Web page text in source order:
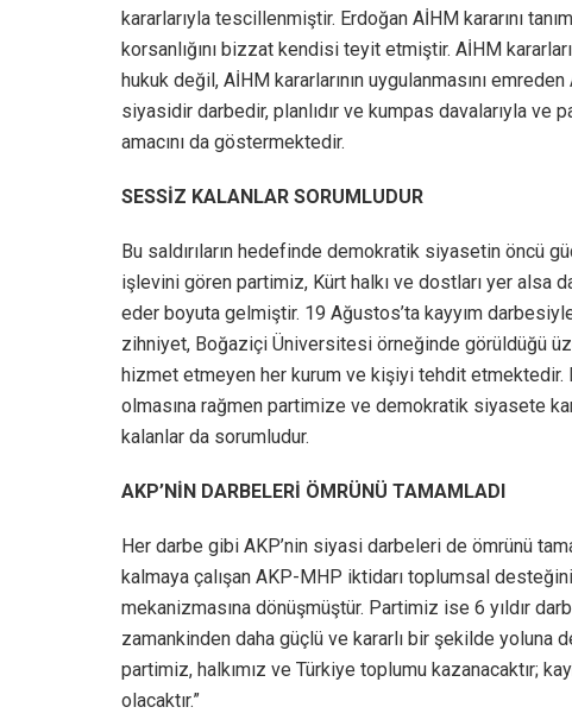
kararlarıyla tescillenmiştir. Erdoğan AİHM kararını
korsanlığını bizzat kendisi teyit etmiştir. AİHM
hukuk değil, AİHM kararlarının uygulanmasını
siyasidir darbedir, planlıdır ve kumpas davalarıyla ve
amacını da göstermektedir.
SESSİZ KALANLAR SORUMLUDUR
Bu saldırıların hedefinde demokratik siyasetin öncü
işlevini gören partimiz, Kürt halkı ve dostları yer alsa
eder boyuta gelmiştir. 19 Ağustos’ta kayyım
zihniyet, Boğaziçi Üniversitesi örneğinde görüldüğü
hizmet etmeyen her kurum ve kişiyi tehdit etmektedir.
olmasına rağmen partimize ve demokratik siyasete
kalanlar da sorumludur.
AKP’NİN DARBELERİ ÖMRÜNÜ TAMAMLADI
Her darbe gibi AKP’nin siyasi darbeleri de ömrünü
kalmaya çalışan AKP-MHP iktidarı toplumsal
mekanizmasına dönüşmüştür. Partimiz ise 6 yıldır
zamankinden daha güçlü ve kararlı bir şekilde yoluna
partimiz, halkımız ve Türkiye toplumu kazanacaktır;
olacaktır.”